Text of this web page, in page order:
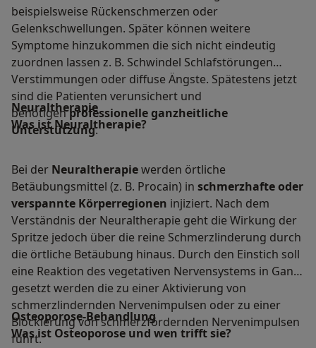
beispielsweise Rückenschmerzen oder
Gelenkschwellungen. Später können weitere
Symptome hinzukommen die sich nicht eindeutig
zuordnen lassen z. B. Schwindel Schlafstörungen
Verstimmungen oder diffuse Ängste. Spätestens jetzt
sind die Patienten verunsichert und
benötigenprofessionelle ganzheitliche
Unterstützung.
Neuraltherapie
Was ist Neuraltherapie?
Bei der Neuraltherapiewerden örtliche
Betäubungsmittel (z. B. Procain) in schmerzhafte oder
verspannte Körperregionen injiziert. Nach dem
Verständnis der Neuraltherapie geht die Wirkung der
Spritze jedoch über die reine Schmerzlinderung durch
die örtliche Betäubung hinaus. Durch den Einstich soll
eine Reaktion des vegetativen Nervensystems in Gang
gesetzt werden die zu einer Aktivierung von
schmerzlindernden Nervenimpulsen oder zu einer
Blockierung von schmerzfördernden Nervenimpulsen
führt.
Osteoporose-Behandlung
Was ist Osteoporose und wen trifft sie?